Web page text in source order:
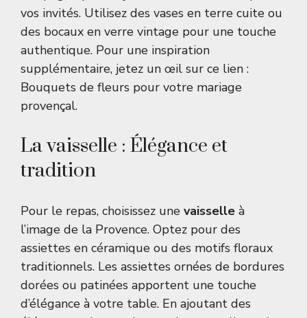
vos invités. Utilisez des vases en terre cuite ou
des bocaux en verre vintage pour une touche
authentique. Pour une inspiration
supplémentaire, jetez un œil sur ce lien :
Bouquets de fleurs pour votre mariage
provençal.
La vaisselle : Élégance et
tradition
Pour le repas, choisissez une vaisselle à
l’image de la Provence. Optez pour des
assiettes en céramique ou des motifs floraux
traditionnels. Les assiettes ornées de bordures
dorées ou patinées apportent une touche
d’élégance à votre table. En ajoutant des